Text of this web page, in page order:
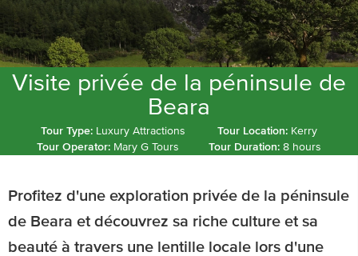
Visite privée de la péninsule de
Beara
Tour Type: Luxury Attractions Tour Location: Kerry
Tour Operator: Mary G Tours Tour Duration: 8 hours
Profitez d'une exploration privée de la péninsule
de Beara et découvrez sa riche culture et sa
beauté à travers une lentille locale lors d'une